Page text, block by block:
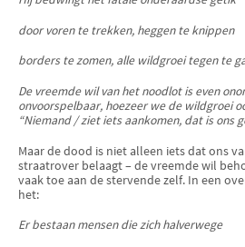
door voren te trekken, heggen te knippen
borders te zomen, alle wildgroei tegen te
De vreemde wil van het noodlot is even
onvoorspelbaar, hoezeer we de wildgroei
“Niemand / ziet iets aankomen, dat is ons
Maar de dood is niet alleen iets dat ons
straatrover belaagt – de vreemde wil
vaak toe aan de stervende zelf. In een
het:
Er bestaan mensen die zich halverwege